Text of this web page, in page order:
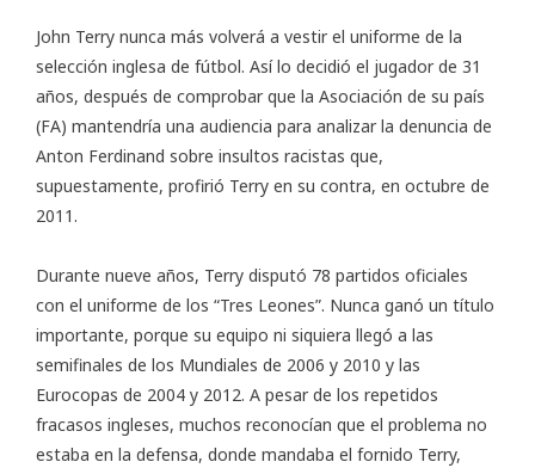
John Terry nunca más volverá a vestir el uniforme de la
selección inglesa de fútbol. Así lo decidió el jugador de 31
años, después de comprobar que la Asociación de su país
(FA) mantendría una audiencia para analizar la denuncia de
Anton Ferdinand sobre insultos racistas que,
supuestamente, profirió Terry en su contra, en octubre de
2011.
Durante nueve años, Terry disputó 78 partidos oficiales
con el uniforme de los “Tres Leones”. Nunca ganó un título
importante, porque su equipo ni siquiera llegó a las
semifinales de los Mundiales de 2006 y 2010 y las
Eurocopas de 2004 y 2012. A pesar de los repetidos
fracasos ingleses, muchos reconocían que el problema no
estaba en la defensa, donde mandaba el fornido Terry,